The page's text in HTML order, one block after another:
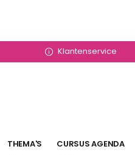
Klantenservice
THEMA'S CURSUS AGENDA